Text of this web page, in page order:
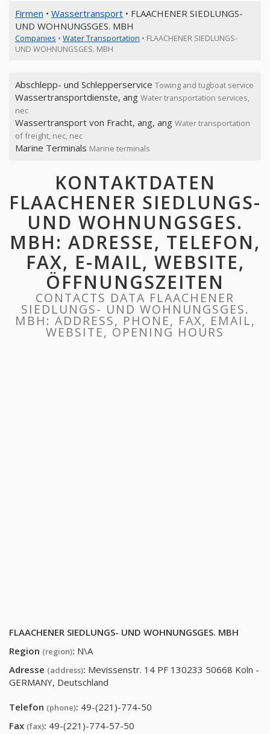
Firmen • Wassertransport • FLAACHENER SIEDLUNGS-
UND WOHNUNGSGES. MBH
Companies • Water Transportation • FLAACHENER SIEDLUNGS-
UND WOHNUNGSGES. MBH
Abschlepp- und Schlepperservice Towing and tugboat service
Wassertransportdienste, ang Water transportation services,
nec
Wassertransport von Fracht, ang, ang Water transportation
of freight, nec, nec
Marine Terminals Marine terminals
KONTAKTDATEN
FLAACHENER SIEDLUNGS-
UND WOHNUNGSGES.
MBH: ADRESSE, TELEFON,
FAX, E-MAIL, WEBSITE,
ÖFFNUNGSZEITEN
CONTACTS DATA FLAACHENER
SIEDLUNGS- UND WOHNUNGSGES.
MBH: ADDRESS, PHONE, FAX, EMAIL,
WEBSITE, OPENING HOURS
FLAACHENER SIEDLUNGS- UND WOHNUNGSGES. MBH
Region (region): N\A
Adresse (address): Mevissenstr. 14 PF 130233 50668 Koln -
GERMANY, Deutschland
Telefon (phone): 49-(221)-774-50
Fax (fax): 49-(221)-774-57-50